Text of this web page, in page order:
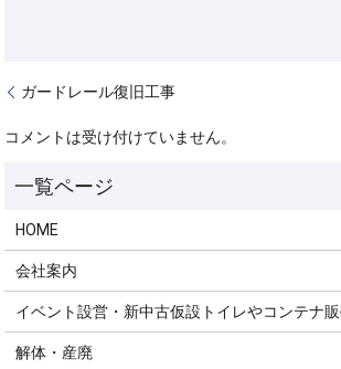
ガードレール復旧工事
コメントは受け付けていません。
HOME
会社案内
イベント設営・新中古仮設トイレやコンテナ
解体・産廃